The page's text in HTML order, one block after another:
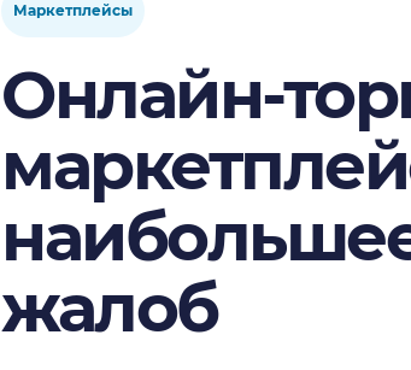
Маркетплейсы
Онлайн-
жалоб